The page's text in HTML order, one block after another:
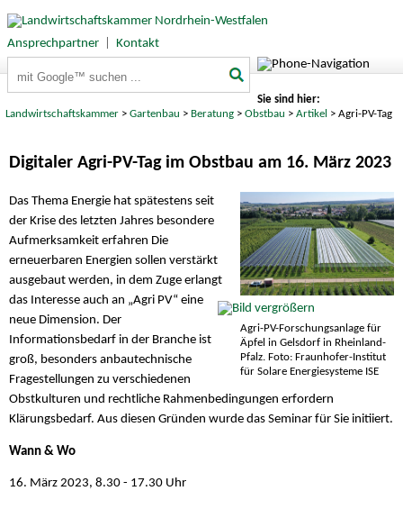
Ansprechpartner|
Kontakt
Sie sind hier:
Landwirtschaftskammer >Gartenbau > Beratung >Obstbau >Artikel > Agri-PV-Tag
Digitaler Agri-PV-Tag im Obstbau am 16. März 2023
Agri-PV-Forschungsanlage für
Äpfel in Gelsdorf in Rheinland-
Pfalz. Foto: Fraunhofer-Institut
für Solare Energiesysteme ISE
Das Thema Energie hat spätestens seit
der Krise des letzten Jahres besondere
Aufmerksamkeit erfahren Die
erneuerbaren Energien sollen verstärkt
ausgebaut werden, in dem Zuge erlangt
das Interesse auch an „Agri PV“ eine
neue Dimension. Der
Informationsbedarf in der Branche ist
groß, besonders anbautechnische
Fragestellungen zu verschiedenen
Obstkulturen und rechtliche Rahmenbedingungen erfordern
Klärungsbedarf. Aus diesen Gründen wurde das Seminar für Sie initiiert.
Wann & Wo
16. März 2023, 8.30 - 17.30 Uhr